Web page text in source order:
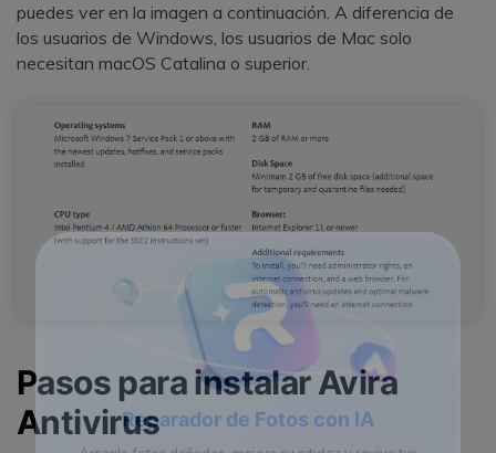
puedes ver en la imagen a continuación. A diferencia de
los usuarios de Windows, los usuarios de Mac solo
necesitan macOS Catalina o superior.
Pasos para instalar Avira
Antivirus